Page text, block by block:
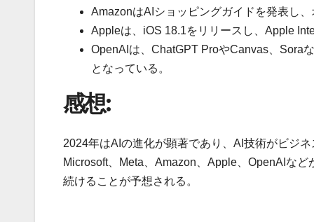
AmazonはAIショッピングガイドを発表し
Appleは、iOS 18.1をリリースし、Apple
OpenAIは、ChatGPT ProやCanvas、Sora
となっている。
感想:
2024年はAIの進化が顕著であり、AI技術がビジ
Microsoft、Meta、Amazon、Apple、OpenAIな
続けることが予想される。